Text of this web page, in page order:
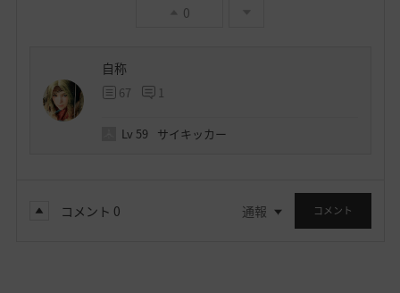
0
自称
67 1
Lv 59 サイキッカー
コメント 0 通報 コメント